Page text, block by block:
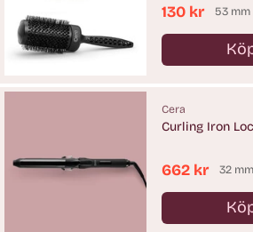
130 kr 53 mm
Antal
Cera
Curling Iron
662 kr 32 mm
Antal